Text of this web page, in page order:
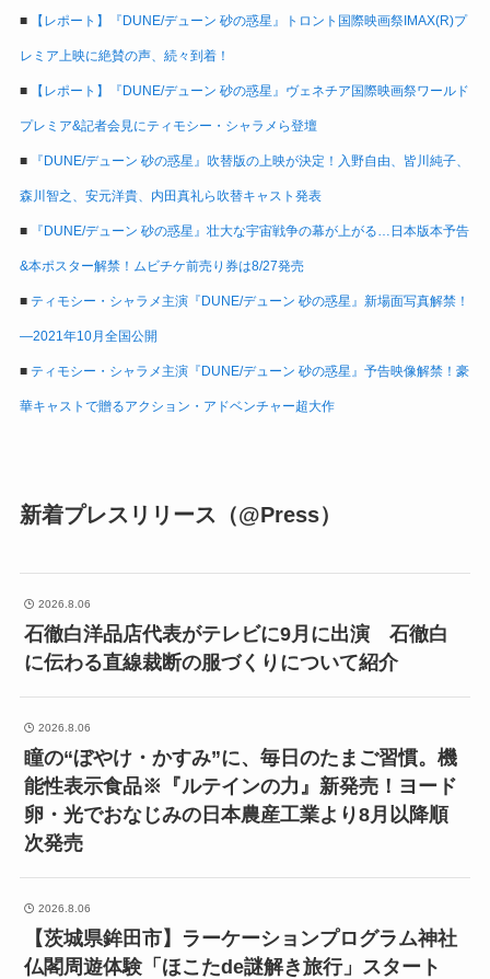
■ 【レポート】『DUNE/デューン 砂の惑星』トロント国際映画祭IMAX(R)プ
レミア上映に絶賛の声、続々到着！
■ 【レポート】『DUNE/デューン 砂の惑星』ヴェネチア国際映画祭ワールド
プレミア&記者会見にティモシー・シャラメら登壇
■ 『DUNE/デューン 砂の惑星』吹替版の上映が決定！入野自由、皆川純子、
森川智之、安元洋貴、内田真礼ら吹替キャスト発表
■ 『DUNE/デューン 砂の惑星』壮大な宇宙戦争の幕が上がる…日本版本予告
&本ポスター解禁！ムビチケ前売り券は8/27発売
■ ティモシー・シャラメ主演『DUNE/デューン 砂の惑星』新場面写真解禁！
―2021年10月全国公開
■ ティモシー・シャラメ主演『DUNE/デューン 砂の惑星』予告映像解禁！豪
華キャストで贈るアクション・アドベンチャー超大作
新着プレスリリース（@Press）
2026.8.06
石徹白洋品店代表がテレビに9月に出演 石徹白
に伝わる直線裁断の服づくりについて紹介
2026.8.06
瞳の“ぼやけ・かすみ”に、毎日のたまご習慣。機
能性表示食品※『ルテインの力』新発売！ヨード
卵・光でおなじみの日本農産工業より8月以降順
次発売
2026.8.06
【茨城県鉾田市】ラーケーションプログラム神社
仏閣周遊体験「ほこたde謎解き旅行」スタート